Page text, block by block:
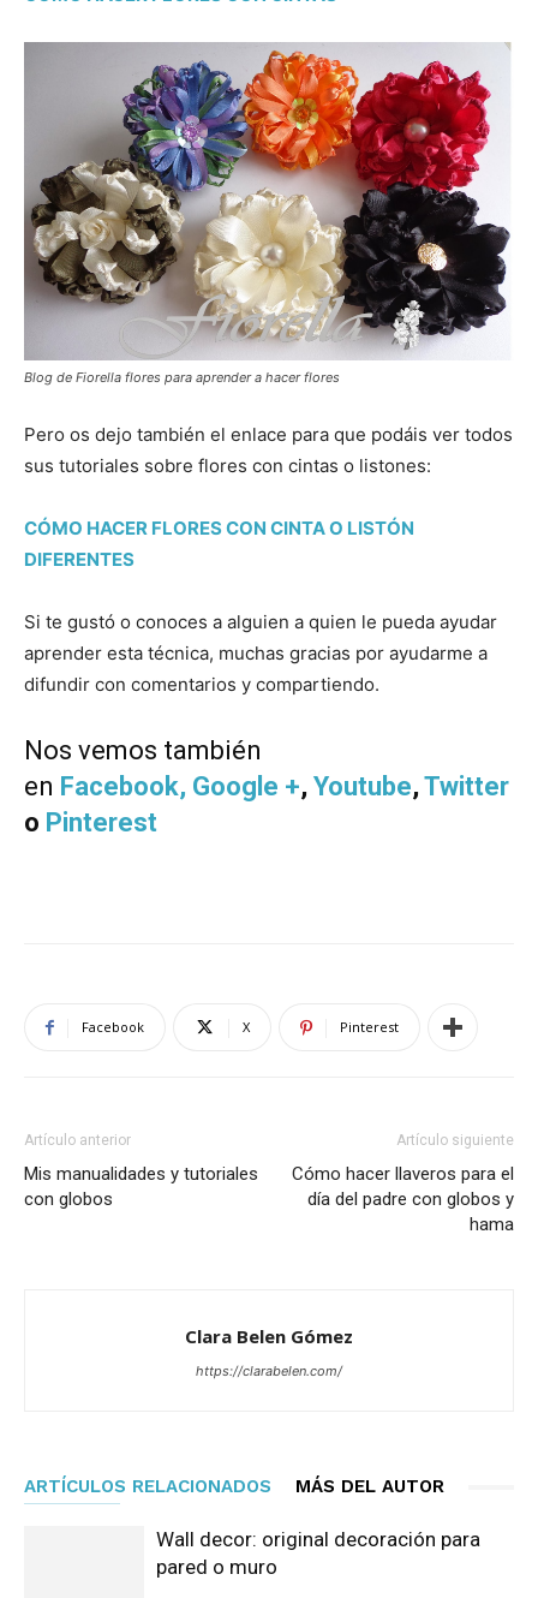
Blog de Fiorella flores para aprender a hacer flores
Pero os dejo también el enlace para que podáis ver todos
sus tutoriales sobre flores con cintas o listones:
CÓMO HACER FLORES CON CINTA O LISTÓN
DIFERENTES
Si te gustó o conoces a alguien a quien le pueda ayudar
aprender esta técnica, muchas gracias por ayudarme a
difundir con comentarios y compartiendo.
Nos vemos también
en Facebook, Google +, Youtube, Twitter
o Pinterest
Facebook X Pinterest
Artículo anterior
Mis manualidades y tutoriales
con globos
Artículo siguiente
Cómo hacer llaveros para el
día del padre con globos y
hama
Clara Belen Gómez
https://clarabelen.com/
ARTÍCULOS RELACIONADOS MÁS DEL AUTOR
Wall decor: original decoración para
pared o muro